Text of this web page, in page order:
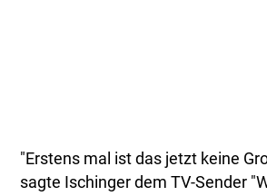
"Erstens mal ist das jetzt keine
sagte Ischinger dem TV-Sender